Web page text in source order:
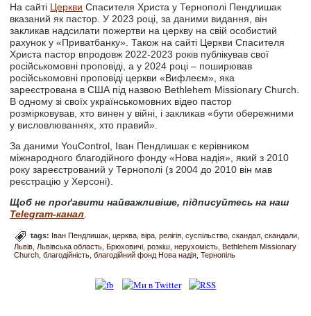
На сайті Церкви Спасителя Христа у Тернополі Пендлишак
вказаний як пастор. У 2023 році, за даними видання, він
закликав надсилати пожертви на церкву на свій особистий
рахунок у «Приватбанку». Також на сайті Церкви Спасителя
Христа пастор впродовж 2022-2023 років публікував свої
російськомовні проповіді, а у 2024 році – поширював
російськомовні проповіді церкви «Вифлеєм», яка
зареєстрована в США під назвою Bethlehem Missionary Church.
В одному зі своїх українськомовних відео пастор
розмірковував, хто винен у війні, і закликав «бути обережними
у висловлюваннях, хто правий».
За даними YouControl, Іван Пендлишак є керівником
міжнародного благодійного фонду «Нова надія», який з 2010
року зареєстрований у Тернополі (з 2004 до 2010 він мав
реєстрацію у Херсоні).
Щоб не проґавити найважливіше, підписуйтесь на наш
Telegram-канал
tags: Іван Пендлишак церква віра релігія суспільство скандал скандали
Львів Львівська область Брюховичі розкіш нерухомість Bethlehem Missionary
Church благодійність благодійний фонд Нова надія Тернопіль